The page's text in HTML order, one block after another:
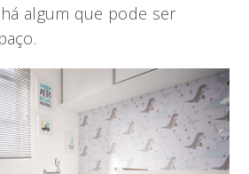
algum que pode ser